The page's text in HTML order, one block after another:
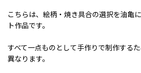
こちらは、絵柄・焼き具合の選択を油亀
ト作品です。
すべて一点ものとして手作りで制作する
異なります。